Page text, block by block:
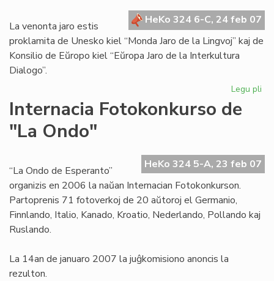
HeKo 324 6-C, 24 feb 07
La venonta jaro estis
proklamita de Unesko kiel “Monda Jaro de la Lingvoj” kaj de
Konsilio de Eŭropo kiel “Eŭropa Jaro de la Interkultura
Dialogo”.
Legu pli
la
Internacia Fotokonkurso de
"La Ondo"
HeKo 324 5-A, 23 feb 07
“La Ondo de Esperanto”
organizis en 2006 la naŭan Internacian Fotokonkurson.
Partoprenis 71 fotoverkoj de 20 aŭtoroj el Germanio,
Finnlando, Italio, Kanado, Kroatio, Nederlando, Pollando kaj
Ruslando.
La 14an de januaro 2007 la juĝkomisiono anoncis la
rezulton.